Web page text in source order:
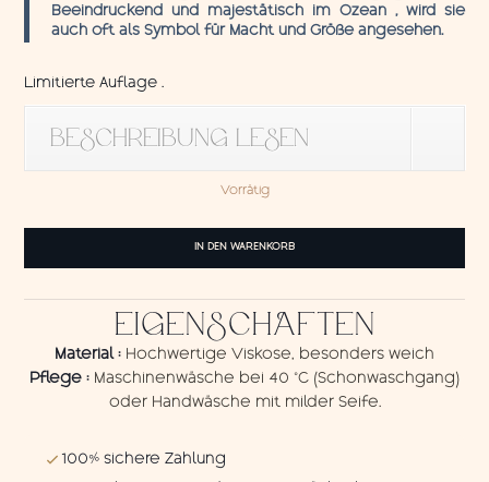
Beeindruckend und majestätisch im Ozean , wird sie
auch oft als Symbol für Macht und Größe angesehen.
Limitierte Auflage .
BESCHREIBUNG LESEN
Vorrätig
IN DEN WARENKORB
EIGENSCHAFTEN
Material : Hochwertige Viskose, besonders weich
Pflege : Maschinenwäsche bei 40 °C (Schonwaschgang)
oder Handwäsche mit milder Seife.
100% sichere Zahlung